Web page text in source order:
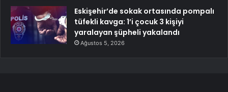
Eskişehir’de sokak ortasında pompalı
tüfekli kavga: 1’i çocuk 3 kişiyi
yaralayan şüpheli yakalandı
Ağustos 5, 2026